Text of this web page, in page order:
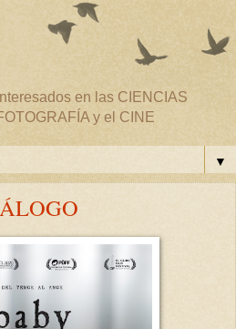
en las CIENCIAS
y el CINE
▼